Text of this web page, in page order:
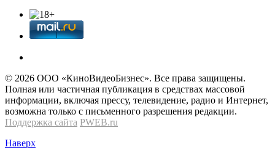
© 2026 OOО «КиноВидеоБизнес». Все права защищены.
Полная или частичная публикация в средствах массовой
информации, включая прессу, телевидение, радио и Интернет,
возможна только с письменного разрешения редакции.
Поддержка сайта PWEB.ru
Наверх